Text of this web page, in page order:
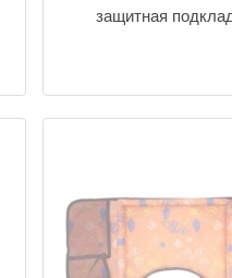
защитная